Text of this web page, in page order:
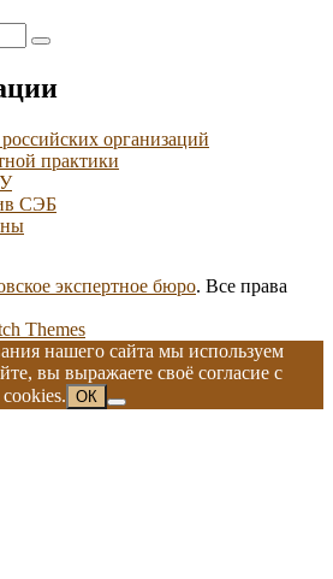
Поиск
организаций
практики
СЭБ
экспертное бюро. Все права
Themes
нашего сайта мы используем
вы выражаете своё согласие с
ОК